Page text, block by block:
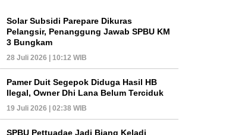
Solar Subsidi Parepare Dikuras
Pelangsir, Penanggung Jawab SPBU KM
3 Bungkam
28 Juli 2026 | 10:12 WIB
Pamer Duit Segepok Diduga Hasil HB
Ilegal, Owner Dhi Lana Belum Terciduk
19 Juli 2026 | 02:38 WIB
SPBU Pettuadae Jadi Biang Keladi